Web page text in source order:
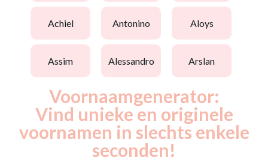
achiel antonino aloys
assim alessandro arslan
Voornaamgenerator:
Vind unieke en originele
voornamen in slechts enkele
seconden!